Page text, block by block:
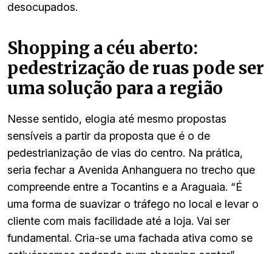
desocupados.
Shopping a céu aberto:
pedestrização de ruas pode ser
uma solução para a região
Nesse sentido, elogia até mesmo propostas
sensíveis a partir da proposta que é o de
pedestrianização de vias do centro. Na prática,
seria fechar a Avenida Anhanguera no trecho que
compreende entre a Tocantins e a Araguaia. “É
uma forma de suavizar o tráfego no local e levar o
cliente com mais facilidade até a loja. Vai ser
fundamental. Cria-se uma fachada ativa como se